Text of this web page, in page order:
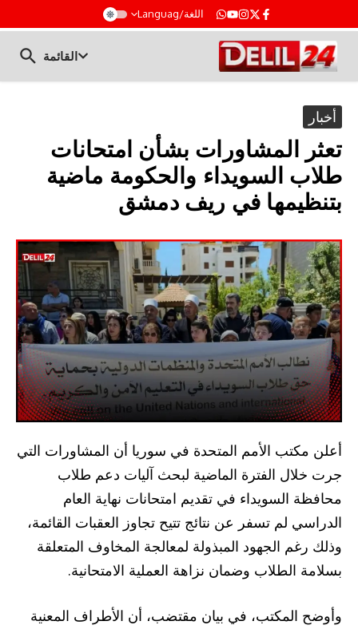
اللغة/Languag
القائمة
أخبار
تعثر المشاورات بشأن امتحانات
طلاب السويداء والحكومة ماضية
بتنظيمها في ريف دمشق
أعلن مكتب الأمم المتحدة في سوريا أن المشاورات التي
جرت خلال الفترة الماضية لبحث آليات دعم طلاب
محافظة السويداء في تقديم امتحانات نهاية العام
الدراسي لم تسفر عن نتائج تتيح تجاوز العقبات القائمة،
وذلك رغم الجهود المبذولة لمعالجة المخاوف المتعلقة
بسلامة الطلاب وضمان نزاهة العملية الامتحانية.
وأوضح المكتب، في بيان مقتضب، أن الأطراف المعنية